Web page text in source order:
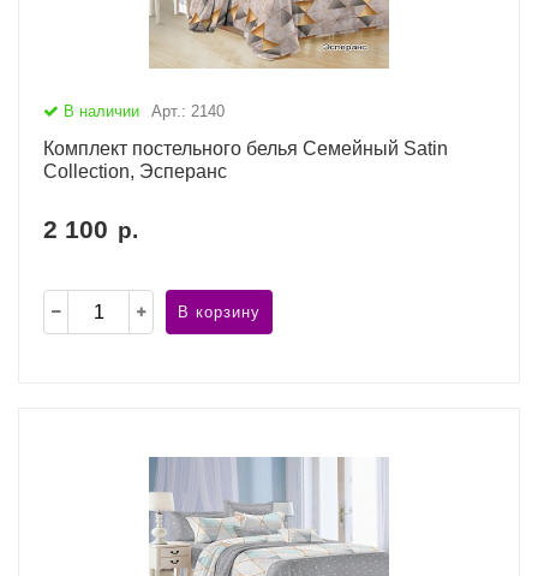
В наличии Арт.: 2140
Комплект постельного белья Семейный Satin
Collection, Эсперанс
2 100 р.
В корзину